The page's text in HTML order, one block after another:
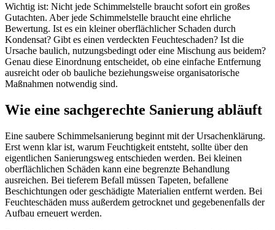
Wichtig ist: Nicht jede Schimmelstelle braucht sofort ein großes
Gutachten. Aber jede Schimmelstelle braucht eine ehrliche
Bewertung. Ist es ein kleiner oberflächlicher Schaden durch
Kondensat? Gibt es einen verdeckten Feuchteschaden? Ist die
Ursache baulich, nutzungsbedingt oder eine Mischung aus beidem?
Genau diese Einordnung entscheidet, ob eine einfache Entfernung
ausreicht oder ob bauliche beziehungsweise organisatorische
Maßnahmen notwendig sind.
Wie eine sachgerechte Sanierung abläuft
Eine saubere Schimmelsanierung beginnt mit der Ursachenklärung.
Erst wenn klar ist, warum Feuchtigkeit entsteht, sollte über den
eigentlichen Sanierungsweg entschieden werden. Bei kleinen
oberflächlichen Schäden kann eine begrenzte Behandlung
ausreichen. Bei tieferem Befall müssen Tapeten, befallene
Beschichtungen oder geschädigte Materialien entfernt werden. Bei
Feuchteschäden muss außerdem getrocknet und gegebenenfalls der
Aufbau erneuert werden.